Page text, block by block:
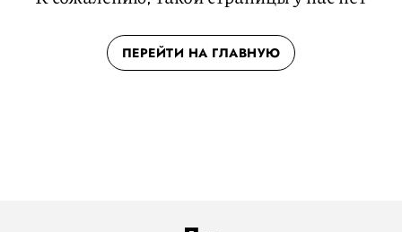
ПЕРЕЙТИ НА ГЛАВНУЮ